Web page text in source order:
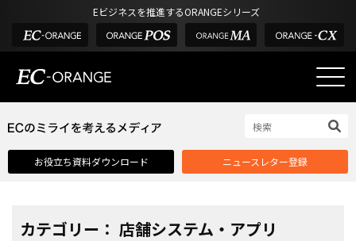
Eビジネスを推進するORANGEシリーズ
選ばれる理由
課題解決例
お役立ち資料ダウンロード ニュースレター登録
カテゴリー： 店舗システム・アプリ